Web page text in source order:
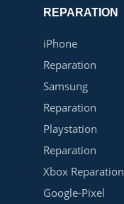
REPARATION
iPhone
Reparation
Samsung
Reparation
Playstation
Reparation
Xbox Reparation
Google-Pixel